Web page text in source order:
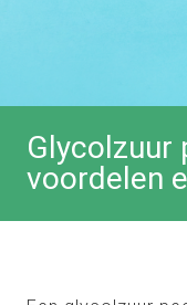
Glycolzuur
voordelen